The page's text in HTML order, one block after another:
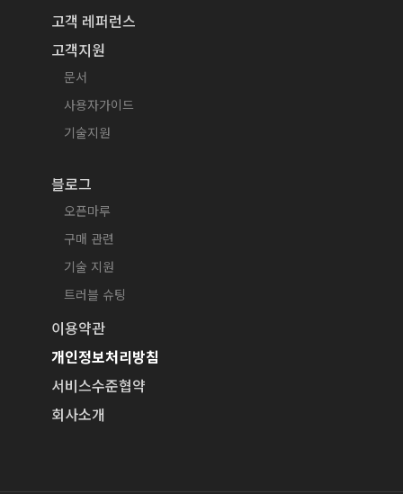
고객 레퍼런스
고객지원
문서
사용자가이드
기술지원
블로그
오픈마루
구매 관련
기술 지원
트러블 슈팅
이용약관
개인정보처리방침
서비스수준협약
회사소개